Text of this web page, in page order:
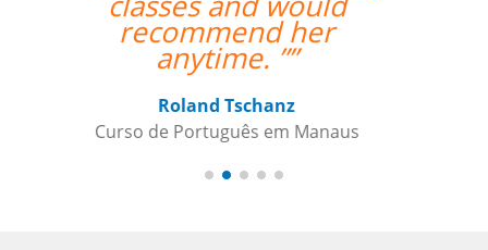
Sameer Gafoor
Curso de Alemão em Chicago